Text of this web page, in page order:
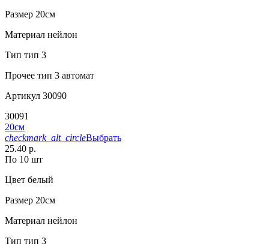
Размер 20см
Материал нейлон
Тип тип 3
Прочее тип 3 автомат
Артикул 30090
30091
20см
checkmark_alt_circleВыбрать
25.40 р.
По 10 шт
Цвет белый
Размер 20см
Материал нейлон
Тип тип 3